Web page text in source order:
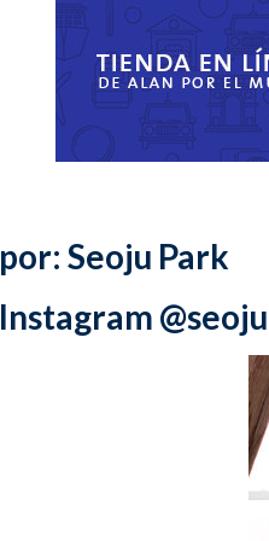
por: Seoju Park
Instagram